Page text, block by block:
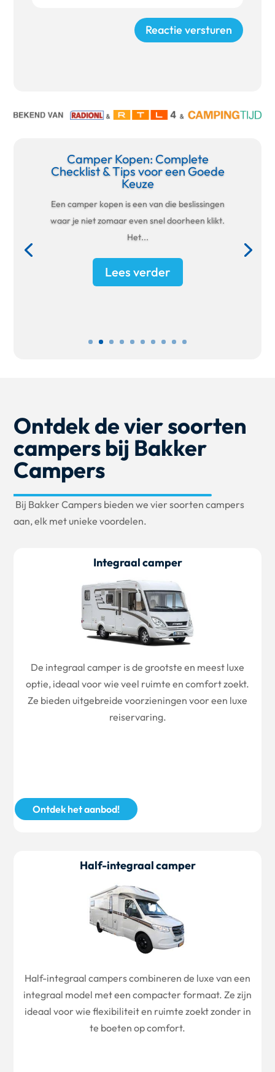
Reactie versturen
Camper Kopen: Complete
Checklist & Tips voor een Goede
Keuze
Een camper kopen is een van die beslissingen
waar je niet zomaar even snel doorheen klikt.
Het...
Lees verder
Ontdek de vier soorten
campers bij Bakker
Campers
Bij Bakker Campers bieden we vier soorten campers
aan, elk met unieke voordelen.
Integraal camper
De integraal camper is de grootste en meest luxe
optie, ideaal voor wie veel ruimte en comfort zoekt.
Ze bieden uitgebreide voorzieningen voor een luxe
reiservaring.
Ontdek het aanbod!
Half-integraal camper
Half-integraal campers combineren de luxe van een
integraal model met een compacter formaat. Ze zijn
ideaal voor wie flexibiliteit en ruimte zoekt zonder in
te boeten op comfort.